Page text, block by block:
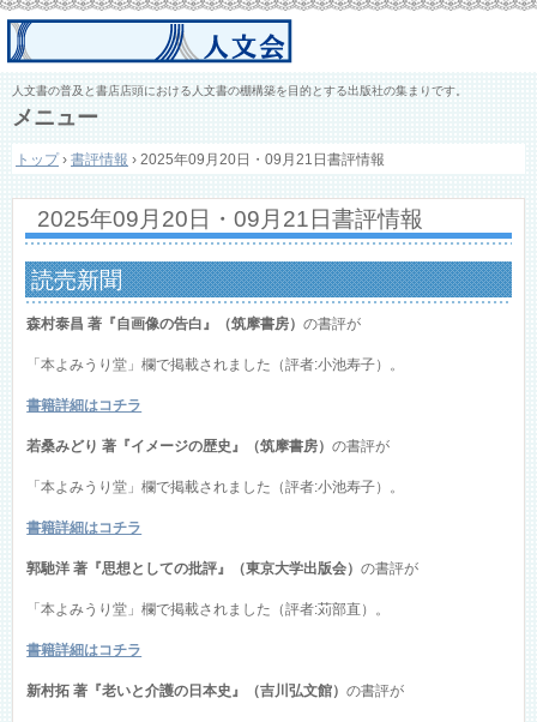
人文書の普及と書店店頭における人文書の棚構築を目的とする出版社の集まりです。
メニュー
ン
ン
へ
ス
キ
トップ › 書評情報 › 2025年09月20日・09月21日書評情報
2025年09月20日・09月21日書評情報
読売新聞
森村泰昌 著『自画像の告白』（筑摩書房）の書評が
「本よみうり堂」欄で掲載されました（評者:小池寿子）。
書籍詳細はコチラ
若桑みどり 著『イメージの歴史』（筑摩書房）の書評が
「本よみうり堂」欄で掲載されました（評者:小池寿子）。
書籍詳細はコチラ
郭馳洋 著『思想としての批評』（東京大学出版会）の書評が
「本よみうり堂」欄で掲載されました（評者:苅部直）。
書籍詳細はコチラ
新村拓 著『老いと介護の日本史』（吉川弘文館）の書評が